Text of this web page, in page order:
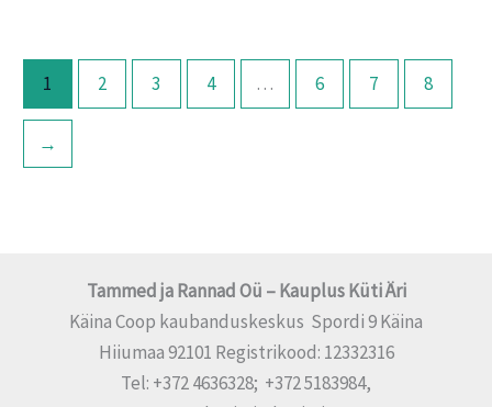
1 2 3 4 … 6 7 8
→
Tammed ja Rannad Oü – Kauplus Küti Äri
Käina Coop kaubanduskeskus Spordi 9 Käina
Hiiumaa 92101 Registrikood: 12332316
Tel: +372 4636328; +372 5183984,